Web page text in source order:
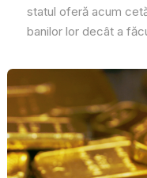
statul oferă acum
banilor lor decât a